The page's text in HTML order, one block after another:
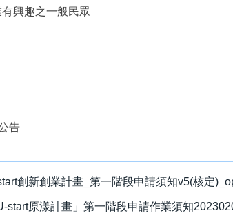
興趣之一般民眾
告
創新創業計畫_第一階段申請須知v5(核定
start原漾計畫」第一階段申請作業須知